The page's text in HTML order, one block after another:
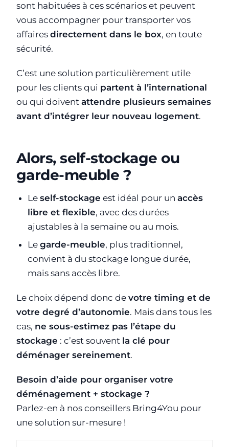
sont habituées à ces scénarios et peuvent
vous accompagner pour transporter vos
affaires directement dans le box, en toute
sécurité.
C’est une solution particulièrement utile
pour les clients qui partent à l’international
ou qui doivent attendre plusieurs semaines
avant d’intégrer leur nouveau logement.
Alors, self-stockage ou
garde-meuble ?
Le self-stockage est idéal pour un accès
libre et flexible, avec des durées
ajustables à la semaine ou au mois.
Le garde-meuble, plus traditionnel,
convient à du stockage longue durée,
mais sans accès libre.
Le choix dépend donc de votre timing et de
votre degré d’autonomie. Mais dans tous les
cas, ne sous-estimez pas l’étape du
stockage : c’est souvent la clé pour
déménager sereinement.
Besoin d’aide pour organiser votre
déménagement + stockage ?
Parlez-en à nos conseillers Bring4You pour
une solution sur-mesure !